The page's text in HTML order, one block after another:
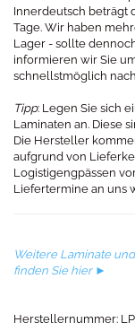
Innerdeutsch beträgt
Tage. Wir haben
Lager - sollte
informieren wir Sie
schnellstmöglich
Tipp: Legen Sie sich
Laminaten an. Diese
Die Hersteller
aufgrund von
Logistigengpässen
Liefertermine an uns
Weitere Laminate
finden Sie hier ►​
Herstellernummer: